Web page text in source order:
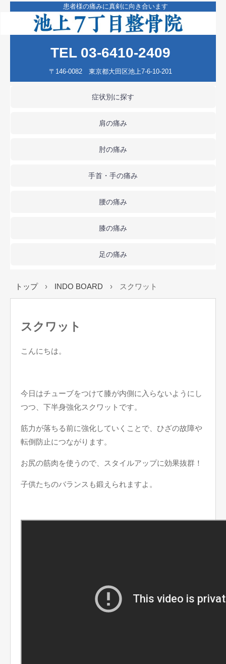
患者様の痛みに真剣に向き合います
TEL 03-6410-2409
〒146-0082 東京都大田区池上7-6-10-201
症状別に探す
肩の痛み
肘の痛み
手首・手の痛み
腰の痛み
膝の痛み
足の痛み
トップ › INDO BOARD › スクワット
スクワット
こんにちは。
今日はチューブをつけて膝が内側に入らないようにし
つつ、下半身強化スクワットです。
筋力が落ちる前に強化していくことで、ひざの故障や
転倒防止につながります。
お尻の筋肉を使うので、スタイルアップに効果抜群！
子供たちのバランスも鍛えられますよ。